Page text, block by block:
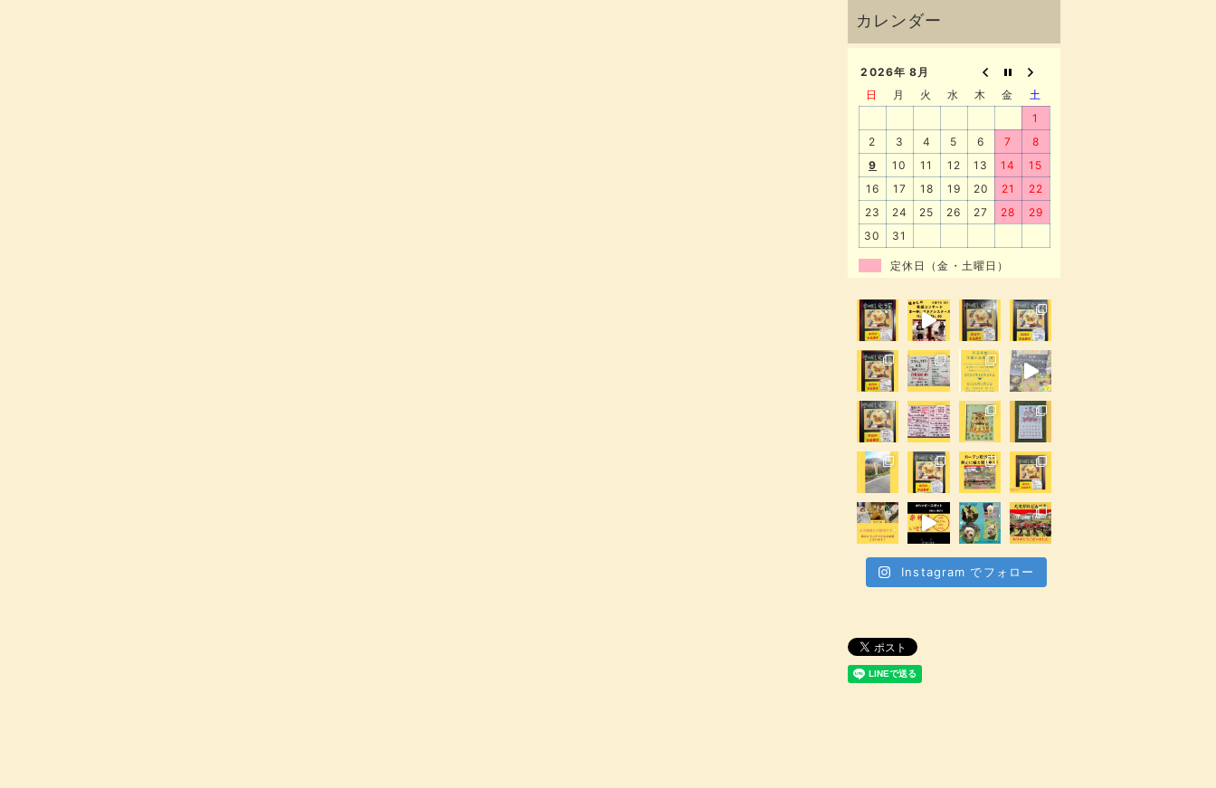
2026年 8月
日
月 火 水 木 金
土
1
2
3 4 5 6 7
8
9
10 11 12 13 14
15
16
17 18 19 20 21
22
23
24 25 26 27 28
29
30
31
定休日（金・土曜日）
Instagram でフォロー